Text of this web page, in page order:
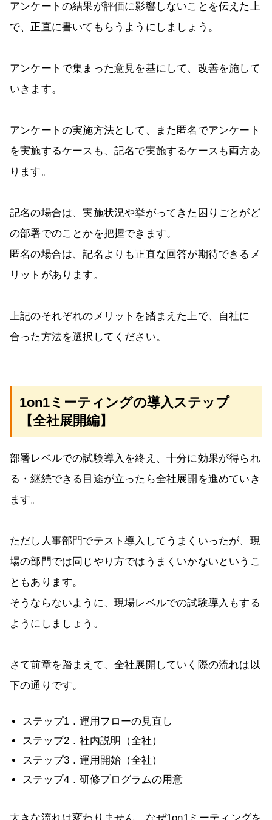
アンケートの結果が評価に影響しないことを伝えた上
で、正直に書いてもらうようにしましょう。
アンケートで集まった意見を基にして、改善を施して
いきます。
アンケートの実施方法として、また匿名でアンケート
を実施するケースも、記名で実施するケースも両方あ
ります。
記名の場合は、実施状況や挙がってきた困りごとがど
の部署でのことかを把握できます。
匿名の場合は、記名よりも正直な回答が期待できるメ
リットがあります。
上記のそれぞれのメリットを踏まえた上で、自社に
合った方法を選択してください。
1on1ミーティングの導入ステップ
【全社展開編】
部署レベルでの試験導入を終え、十分に効果が得られ
る・継続できる目途が立ったら全社展開を進めていき
ます。
ただし人事部門でテスト導入してうまくいったが、現
場の部門では同じやり方ではうまくいかないというこ
ともあります。
そうならないように、現場レベルでの試験導入もする
ようにしましょう。
さて前章を踏まえて、全社展開していく際の流れは以
下の通りです。
ステップ1．運用フローの見直し
ステップ2．社内説明（全社）
ステップ3．運用開始（全社）
ステップ4．研修プログラムの用意